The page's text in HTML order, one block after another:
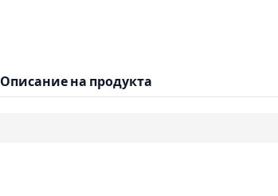
Описание на продукта